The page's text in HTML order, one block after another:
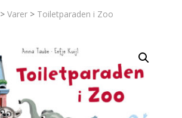
>Varer > Toiletparaden i Zoo